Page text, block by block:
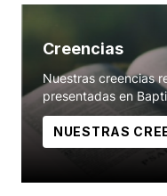
Creencias
Nuestras creencias
presentadas en
NUESTRAS